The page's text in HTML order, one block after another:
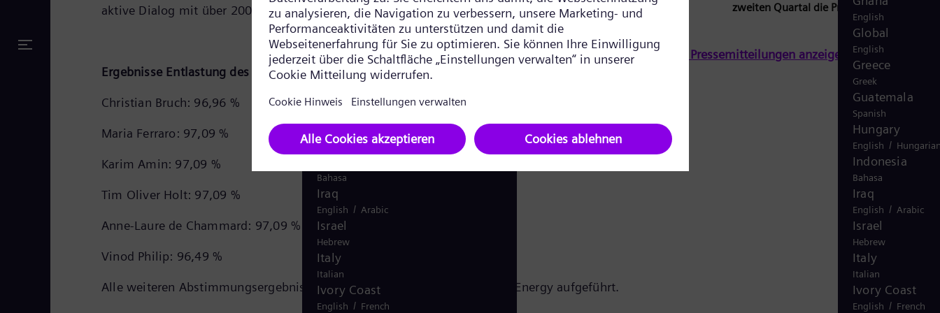
English
Global
English
Greece
Greek
Guatemala
Spanish
Hungary
English /
Indonesia
Bahasa
Iraq
English / Arabic
Israel
Hebrew
Italy
Italian
Ivory Coast
English / French
aktive Dialog mit über 200 Fragen zeigt das große Interesse an unserem Unternehmen.“
Ergebnisse Entlastung des Vorstands:
Christian Bruch: 96,96 %
Maria Ferraro: 97,09 %
Karim Amin: 97,09 %
Tim Oliver Holt: 97,09 %
Anne-Laure de Chammard: 97,09 %
Vinod Philip: 96,49 %
Alle weiteren Abstimmungsergebnisse sind auf der Website von Siemens Energy aufgeführt.
zweiten Quartal die Prognose
Alle Pressemitteilungen anzeigen
English
Global
English
Greece
Greek
Guatemala
English/Hungarian
Bahasa
Iraq
English / Arabic
Israel
Hebrew
Italy
Italian
Ivory Coast
English / French